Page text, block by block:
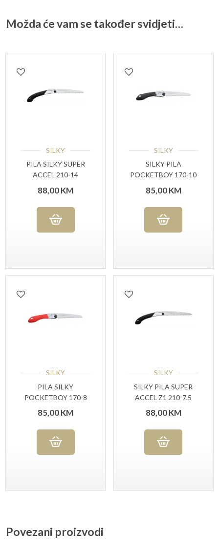
Možda će vam se također svidjeti…
SILKY
PILA SILKY SUPER
ACCEL 210-14
88,00KM
SILKY
SILKY PILA
POCKETBOY 170-10
BLACK
85,00KM
SILKY
PILA SILKY
POCKETBOY 170-8
RED
85,00KM
SILKY
SILKY PILA SUPER
ACCEL Z1 210-7.5
88,00KM
Povezani proizvodi